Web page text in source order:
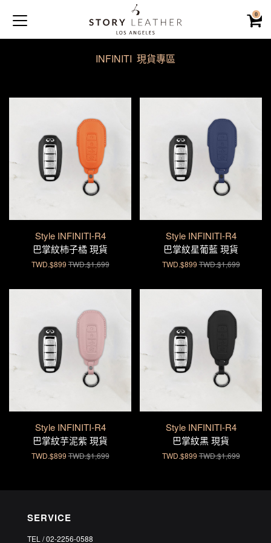
0
INFINITI 現貨專區
Style INFINITI-R4
巴掌紋杮子橘 現貨
TWD.$899 TWD.$1,699
Style INFINITI-R4
巴掌紋星葡藍 現貨
TWD.$899 TWD.$1,699
Style INFINITI-R4
巴掌紋芋泥紫 現貨
TWD.$899 TWD.$1,699
Style INFINITI-R4
巴掌紋黑 現貨
TWD.$899 TWD.$1,699
SERVICE
TEL / 02-2256-0588